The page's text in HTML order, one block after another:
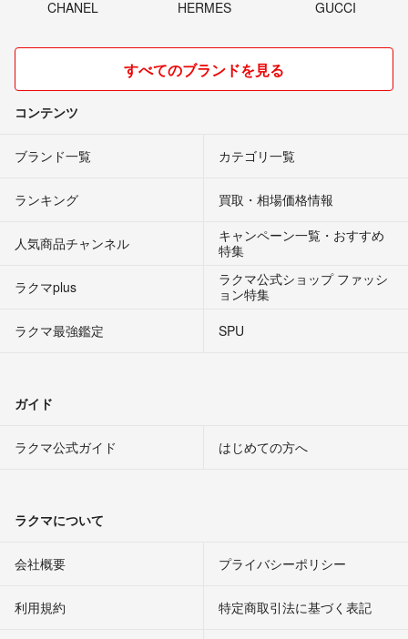
CHANEL HERMES GUCCI
すべてのブランドを見る
コンテンツ
ブランド一覧 カテゴリ一覧
ランキング 買取・相場価格情報
人気商品チャンネル
キャンペーン一覧・おすすめ
特集
ラクマplus
ラクマ公式ショップ ファッシ
ョン特集
ラクマ最強鑑定
SPU
ガイド
ラクマ公式ガイド はじめての方へ
ラクマについて
会社概要 プライバシーポリシー
利用規約 特定商取引法に基づく表記